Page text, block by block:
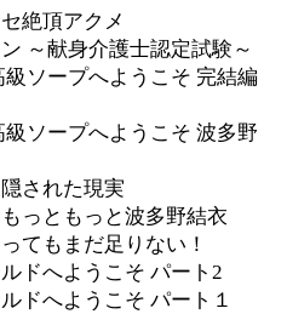
絶頂アクメ
～献身介護士認定試験～
級ソープへようこそ 完結編
級ソープへようこそ 波多野
された現実
っともっと波多野結衣
てもまだ足りない！
ドへようこそ パート2
ドへようこそ パート１